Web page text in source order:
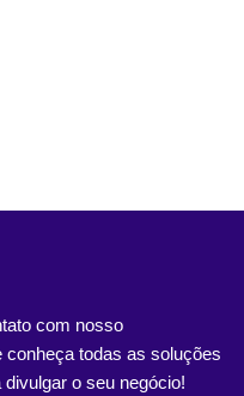
com nosso
todas as soluções
o seu negócio!